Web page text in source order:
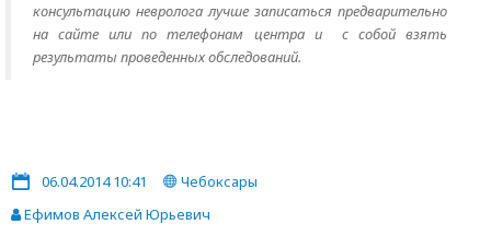
консультацию невролога лучше записаться предварительно
на сайте или по телефонам центра и с собой взять
результаты проведенных обследований.
06.04.2014 10:41
Чебоксары
Ефимов Алексей Юрьевич